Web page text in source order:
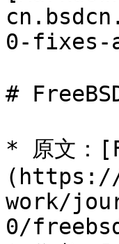
0-fixes-
#
* 原文：
(https://
work/
0/